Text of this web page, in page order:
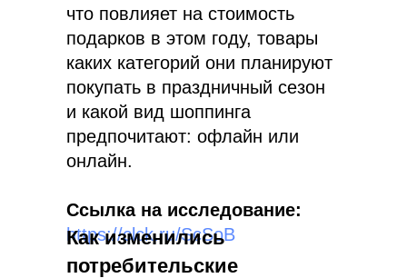
что повлияет на стоимость
подарков в этом году, товары
каких категорий они планируют
покупать в праздничный сезон
и какой вид шоппинга
предпочитают: офлайн или
онлайн.
Ссылка на исследование:
https://clck.ru/ScSoB
Как изменились
потребительские